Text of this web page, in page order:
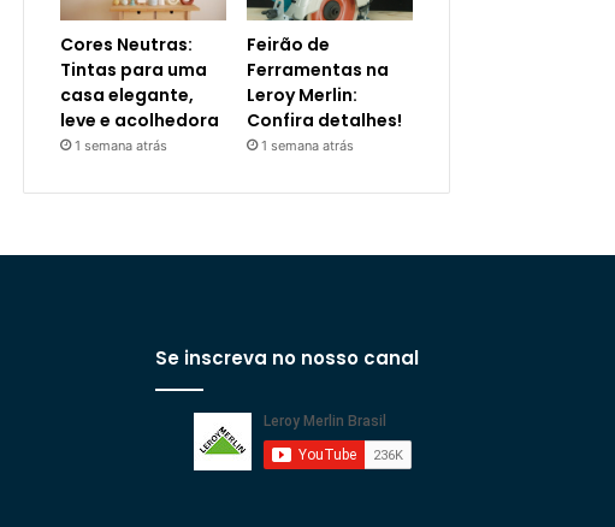
Cores Neutras:
Tintas para uma
casa elegante,
leve e acolhedora
1 semana atrás
Feirão de
Ferramentas na
Leroy Merlin:
Confira detalhes!
1 semana atrás
Se inscreva no nosso canal